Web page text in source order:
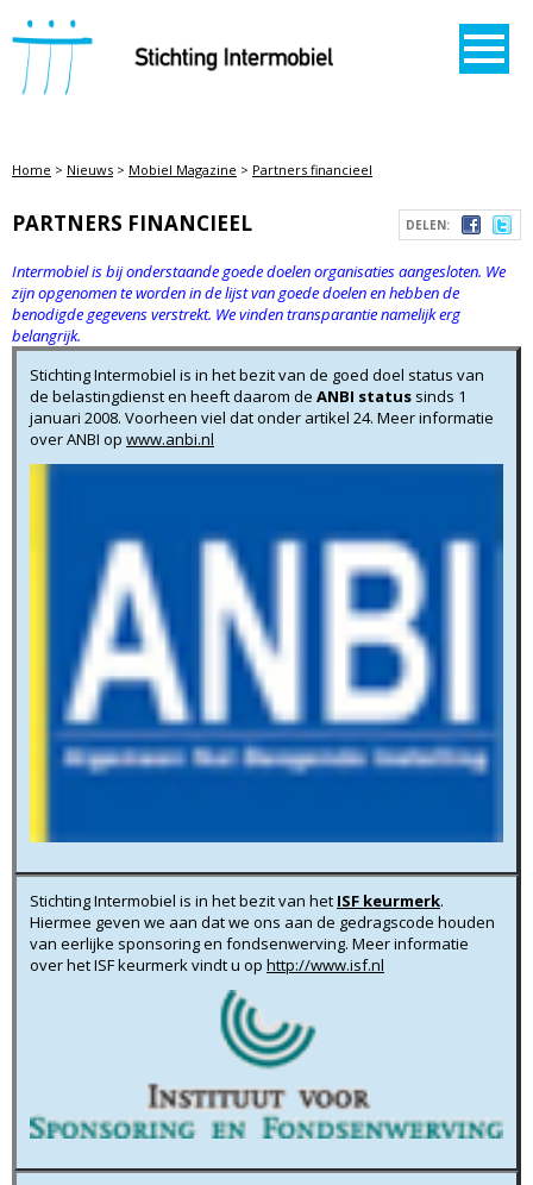
STICHTING INTERMOBIEL
Home > Nieuws > Mobiel Magazine > Partners financieel
DELEN:
PARTNERS FINANCIEEL
Intermobiel is bij onderstaande goede doelen organisaties aangesloten. We
zijn opgenomen te worden in de lijst van goede doelen en hebben de
benodigde gegevens verstrekt. We vinden transparantie namelijk erg
belangrijk.
Stichting Intermobiel is in het bezit van de goed doel status van
de belastingdienst en heeft daarom de ANBI status sinds 1
januari 2008. Voorheen viel dat onder artikel 24. Meer informatie
over ANBI op www.anbi.nl
Stichting Intermobiel is in het bezit van het ISF keurmerk.
Hiermee geven we aan dat we ons aan de gedragscode houden
van eerlijke sponsoring en fondsenwerving. Meer informatie
over het ISF keurmerk vindt u op http://www.isf.nl